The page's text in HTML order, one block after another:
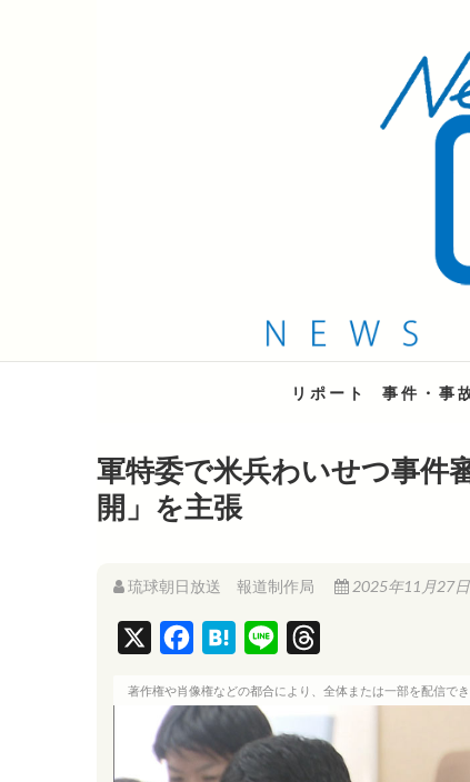
QAB NEWS
キャッチー 月曜〜金曜 午後6時15分放送
リポート 事件・事
軍特委で米兵わいせつ事件
開」を主張
琉球朝日放送 報道制作局 2025年11月27日
c
e
b
H
t
n
n
e
r
e
著作権や肖像権などの都合により、全体または一部を配信でき